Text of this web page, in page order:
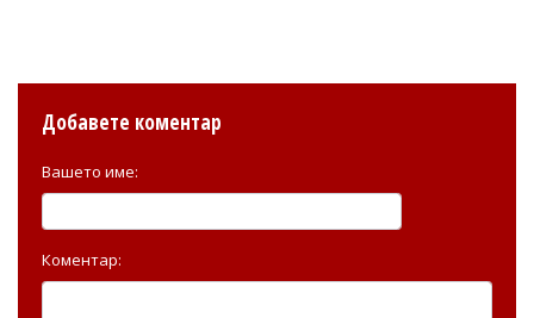
Добавете коментар
Вашето име:
Коментар: